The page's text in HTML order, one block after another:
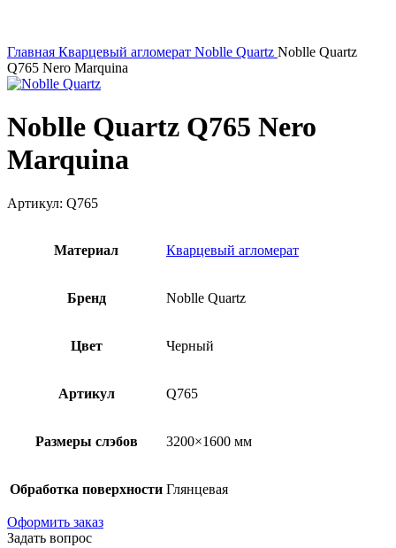
Главная Кварцевый агломерат Noblle Quartz Noblle Quartz
Q765 Nero Marquina
Noblle Quartz Q765 Nero
Marquina
Артикул: Q765
Материал Кварцевый агломерат
Бренд Noblle Quartz
Цвет Черный
Артикул Q765
Размеры слэбов 3200×1600 мм
Обработка поверхности Глянцевая
Оформить заказ
Задать вопрос